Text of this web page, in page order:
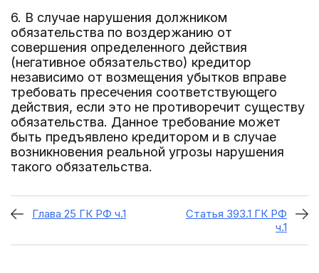
6. В случае нарушения должником
обязательства по воздержанию от
совершения определенного действия
(негативное обязательство) кредитор
независимо от возмещения убытков вправе
требовать пресечения соответствующего
действия, если это не противоречит существу
обязательства. Данное требование может
быть предъявлено кредитором и в случае
возникновения реальной угрозы нарушения
такого обязательства.
Глава 25 ГК РФ ч.1
Статья 393.1 ГК РФ
ч.1